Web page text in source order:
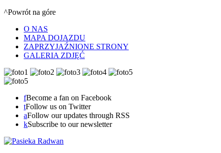
^Powrót na góre
O NAS
MAPA DOJAZDU
ZAPRZYJAŹNIONE STRONY
GALERIA ZDJĘĆ
fBecome a fan on Facebook
tFollow us on Twitter
aFollow our updates through RSS
kSubscribe to our newsletter